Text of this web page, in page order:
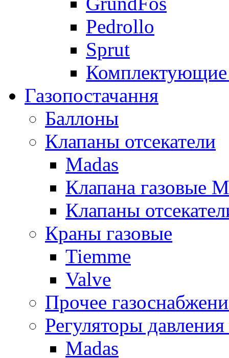
Pedrollo
Sprut
Комплектующие
Газопостачання
Баллоны
Клапаны отсекатели
Madas
Клапана газовые
Клапаны
Краны газовые
Tiemme
Valve
Прочее
Регуляторы давления
Madas